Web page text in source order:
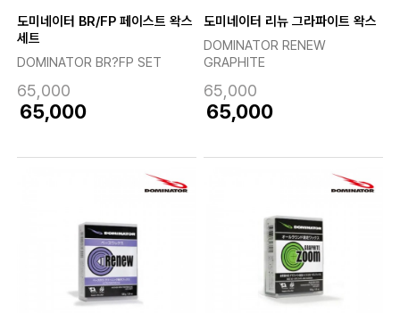
도미네이터 BR/FP 페이스트 왁스
세트
DOMINATOR BR?FP SET
65,000
65,000
도미네이터 리뉴 그라파이트 왁스
DOMINATOR RENEW
GRAPHITE
65,000
65,000